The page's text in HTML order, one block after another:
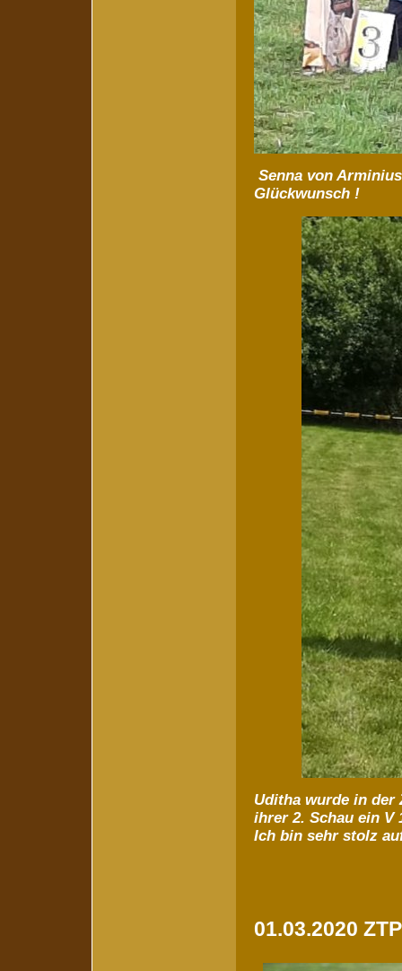
Senna von
Glückwunsch !
Uditha wurde in der
ihrer 2. Schau ein V
Ich bin sehr stolz
01.03.2020